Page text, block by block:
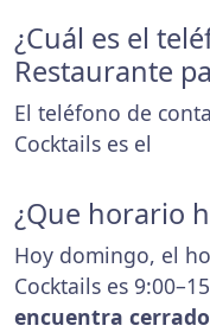
¿Cuál es el
Restaurante
El teléfono de
Cocktails es el
¿Que horario
Hoy domingo, el
Cocktails es
encuentra cerrado